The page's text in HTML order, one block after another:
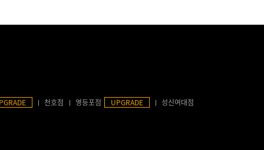
천호점 영등포점 UPGRADE 성신여대점